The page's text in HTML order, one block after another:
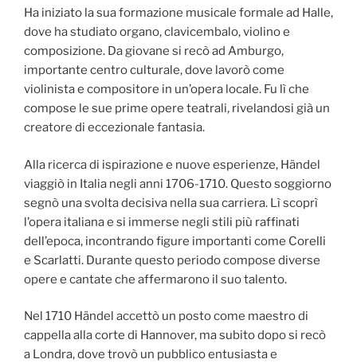
Ha iniziato la sua formazione musicale formale ad Halle,
dove ha studiato organo, clavicembalo, violino e
composizione. Da giovane si recò ad Amburgo,
importante centro culturale, dove lavorò come
violinista e compositore in un’opera locale. Fu lì che
compose le sue prime opere teatrali, rivelandosi già un
creatore di eccezionale fantasia.
Alla ricerca di ispirazione e nuove esperienze, Händel
viaggiò in Italia negli anni 1706-1710. Questo soggiorno
segnò una svolta decisiva nella sua carriera. Lì scoprì
l’opera italiana e si immerse negli stili più raffinati
dell’epoca, incontrando figure importanti come Corelli
e Scarlatti. Durante questo periodo compose diverse
opere e cantate che affermarono il suo talento.
Nel 1710 Händel accettò un posto come maestro di
cappella alla corte di Hannover, ma subito dopo si recò
a Londra, dove trovò un pubblico entusiasta e